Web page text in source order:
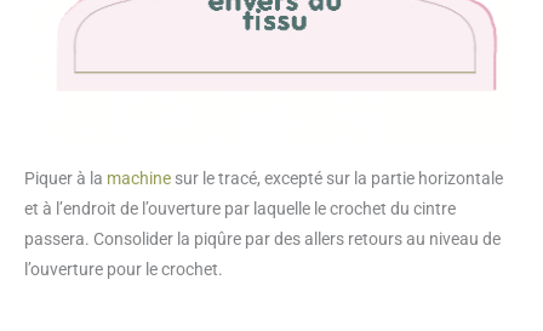
Piquer à la machine sur le tracé, excepté sur la partie horizontale
et à l’endroit de l’ouverture par laquelle le crochet du cintre
passera. Consolider la piqûre par des allers retours au niveau de
l’ouverture pour le crochet.